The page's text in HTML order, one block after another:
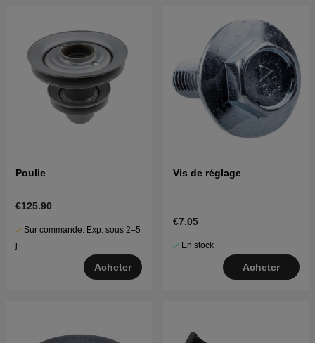
Poulie
€125.90
Sur commande. Exp. sous 2–5
j
Acheter
Vis de réglage
€7.05
En stock
Acheter